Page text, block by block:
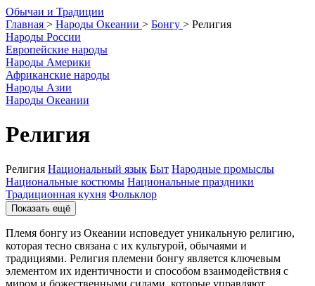
Обычаи и Традиции
Главная > Народы Океании > Бонгу > Религия
Народы России
Европейские народы
Народы Америки
Африканские народы
Народы Азии
Народы Океании
Религия
Религия Национальный язык Быт Народные промыслы
Национальные костюмы Национальные праздники
Традиционная кухня Фольклор
Показать ещё
Племя бонгу из Океании исповедует уникальную религию,
которая тесно связана с их культурой, обычаями и
традициями. Религия племени бонгу является ключевым
элементом их идентичности и способом взаимодействия с
миром и божественными силами, которые управляют